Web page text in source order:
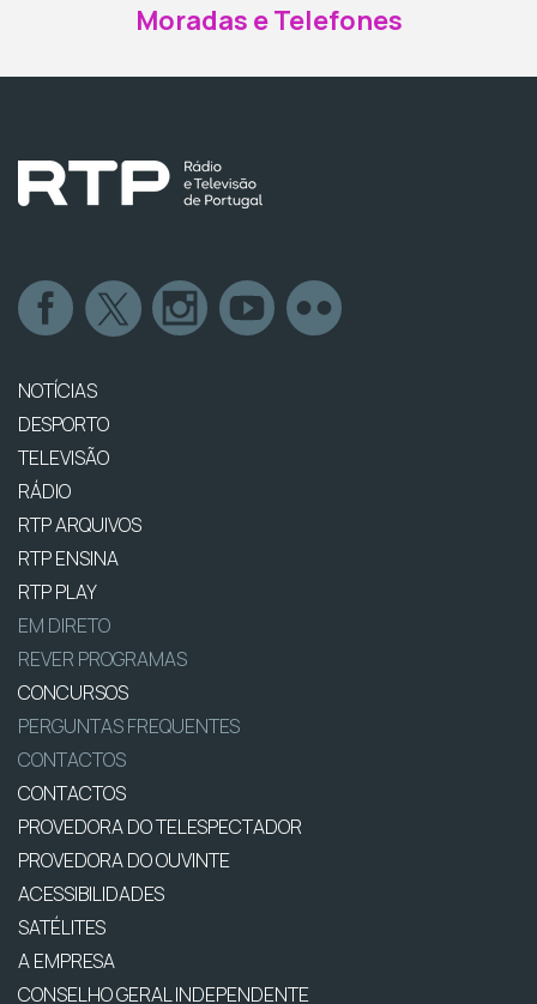
Moradas e Telefones
NOTÍCIAS
DESPORTO
TELEVISÃO
RÁDIO
RTP ARQUIVOS
RTP ENSINA
RTP PLAY
EM DIRETO
REVER PROGRAMAS
CONCURSOS
PERGUNTAS FREQUENTES
CONTACTOS
CONTACTOS
PROVEDORA DO TELESPECTADOR
PROVEDORA DO OUVINTE
ACESSIBILIDADES
SATÉLITES
A EMPRESA
CONSELHO GERAL INDEPENDENTE